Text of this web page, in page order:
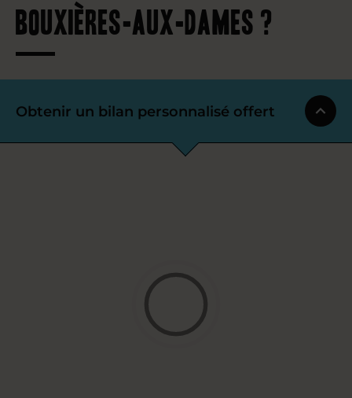
Bouxières-aux-Dames ?
Obtenir un bilan personnalisé offert